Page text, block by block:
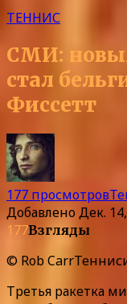
ТЕННИС
СМИ:
стал
Фиссетт
177 просмотров
ДобавленоДек.
177Взгляды
© Rob
Третья ракетка